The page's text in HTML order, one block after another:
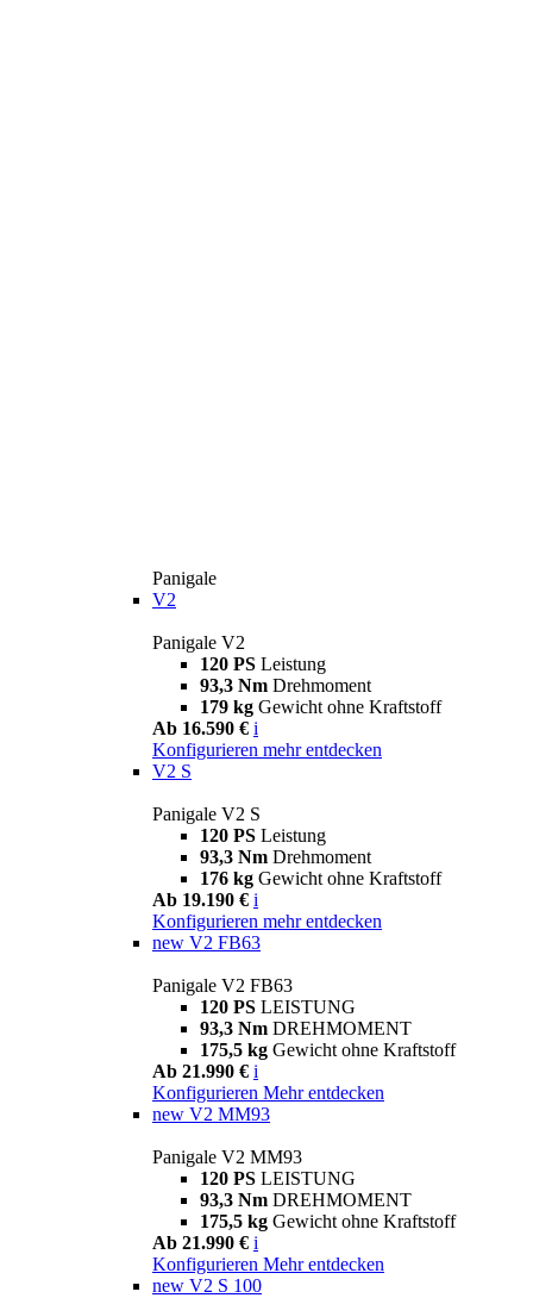
Panigale
V2
Panigale V2
120 PS Leistung
93,3 Nm Drehmoment
179 kg Gewicht ohne Kraftstoff
Ab 16.590 € i
Konfigurieren mehr entdecken
V2 S
Panigale V2 S
120 PS Leistung
93,3 Nm Drehmoment
176 kg Gewicht ohne Kraftstoff
Ab 19.190 € i
Konfigurieren mehr entdecken
new V2 FB63
Panigale V2 FB63
120 PS LEISTUNG
93,3 Nm DREHMOMENT
175,5 kg Gewicht ohne Kraftstoff
Ab 21.990 € i
Konfigurieren Mehr entdecken
new V2 MM93
Panigale V2 MM93
120 PS LEISTUNG
93,3 Nm DREHMOMENT
175,5 kg Gewicht ohne Kraftstoff
Ab 21.990 € i
Konfigurieren Mehr entdecken
new V2 S 100